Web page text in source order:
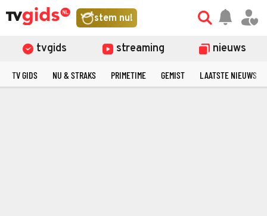
stem nu!
tvgids streaming nieuws
TV GIDS NU & STRAKS PRIMETIME GEMIST LAATSTE NIEUWS